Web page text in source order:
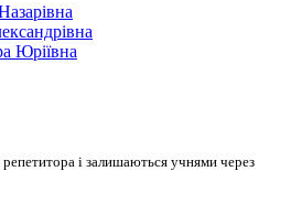
Юріївна
і залишаються учнями через